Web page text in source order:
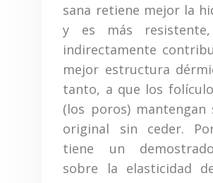
sana retiene mejor la
y es más
indirectamente
mejor estructura
tanto, a que los
(los poros) mantengan
original sin ceder.
tiene un
sobre la elasticidad